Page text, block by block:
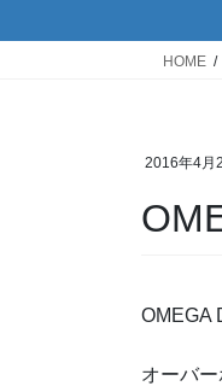
HOME
2016年4月
OMEGA
オーバ